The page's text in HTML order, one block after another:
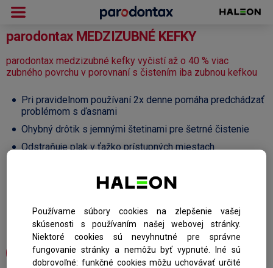
parodontaxMEDZIZUBNÉ KEFKY
parodontax medzizubné kefky vyčistí až o 40 % viac
zubného povrchu v porovnaní s čistením iba zubnou kefkou
Pri pravidelnom používaní 2x denne pomáha predchádzať
problémom s ďasnami
Ohybný drôtik s jemnými štetinami pre šetrné čistenie
Odstraňuje plak v ťažko prístupných miestach
Dostupné v dvoch veľkostiach: ISO 0 (0,4mm) a ISO 2
Balenie obsahuje 6 kefiek a hygienickú krytku
KÚPIŤ TERAZ
Používame súbory cookies na zlepšenie vašej
skúsenosti s používaním našej webovej stránky.
Niektoré cookies sú nevyhnutné pre správne
fungovanie stránky a nemôžu byť vypnuté. Iné sú
dobrovoľné: funkčné cookies môžu uchovávať určité